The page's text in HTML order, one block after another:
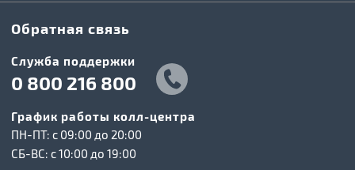
Обратная связь
Служба поддержки
0 800 216 800
График работы колл-центра
ПН-ПТ: c 09:00 до 20:00
СБ-ВС: c 10:00 до 19:00